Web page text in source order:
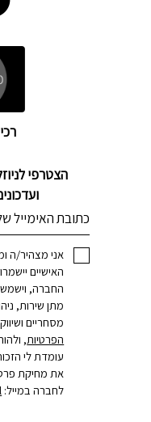
הצטרפי
אני מצהיר/ה
האישיים
החברה,
מתן שירות,
מסחריים
הפרטיות,
עומדת לי
את מחיקת
לחברה במייל: